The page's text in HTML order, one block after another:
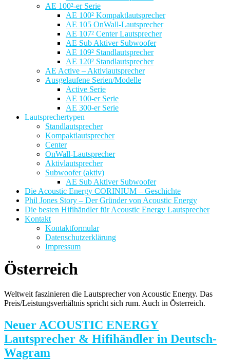
AE 100²-er Serie
AE 100² Kompaktlautsprecher
AE 105 OnWall-Lautsprecher
AE 107² Center Lautsprecher
AE Sub Aktiver Subwoofer
AE 109² Standlautsprecher
AE 120² Standlautsprecher
AE Active – Aktivlautsprecher
Ausgelaufene Serien/Modelle
Active Serie
AE 100-er Serie
AE 300-er Serie
Lautsprechertypen
Standlautsprecher
Kompaktlautsprecher
Center
OnWall-Lautsprecher
Aktivlautsprecher
Subwoofer (aktiv)
AE Sub Aktiver Subwoofer
Die Acoustic Energy CORINIUM – Geschichte
Phil Jones Story – Der Gründer von Acoustic Energy
Die besten Hifihändler für Acoustic Energy Lautsprecher
Kontakt
Kontaktformular
Datenschutzerklärung
Impressum
Österreich
Weltweit faszinieren die Lautsprecher von Acoustic Energy. Das
Preis/Leistungsverhältnis spricht sich rum. Auch in Österreich.
Neuer ACOUSTIC ENERGY
Lautsprecher & Hifihändler in Deutsch-
Wagram